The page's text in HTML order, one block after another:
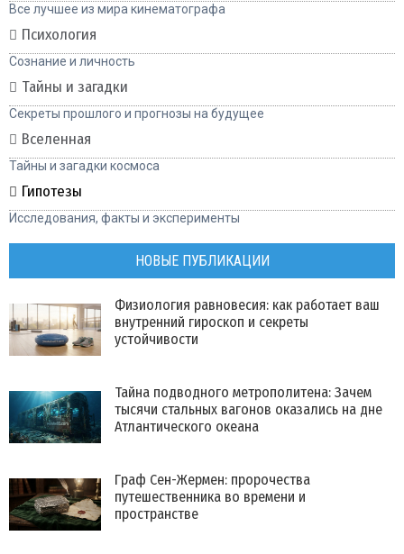
Все лучшее из мира кинематографа
Психология
Сознание и личность
Тайны и загадки
Секреты прошлого и прогнозы на будущее
Вселенная
Тайны и загадки космоса
Гипотезы
Исследования, факты и эксперименты
НОВЫЕ ПУБЛИКАЦИИ
Физиология равновесия: как работает ваш
внутренний гироскоп и секреты
устойчивости
Тайна подводного метрополитена: Зачем
тысячи стальных вагонов оказались на дне
Атлантического океана
Граф Сен-Жермен: пророчества
путешественника во времени и
пространстве